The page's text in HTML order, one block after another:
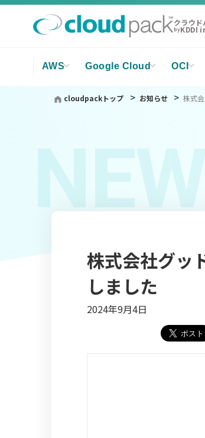
クラウド
byKDDI
AWS Google Cloud OCI
cloudpackトップ お知らせ 株式
株式会社グッ
しました
2024年9月4日